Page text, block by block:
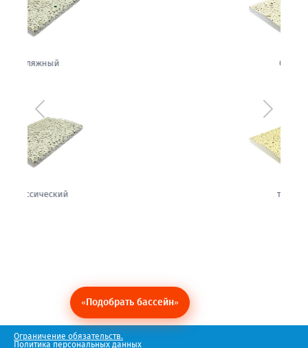
Предыдущий
«Подобрать бассейн»
Ограничение обязательств.
Политика персональных данных